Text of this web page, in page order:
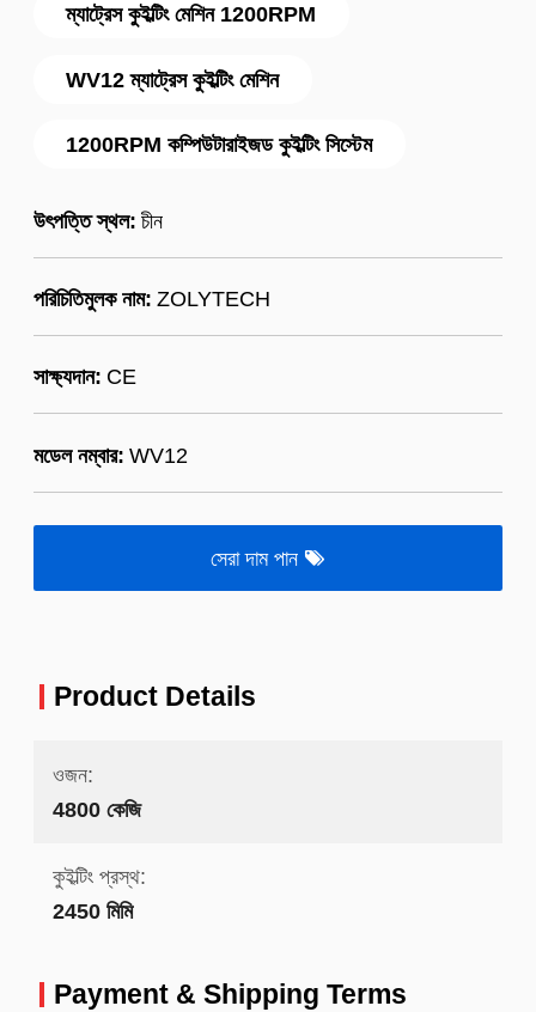
ম্যাট্রেস কুইল্টিং মেশিন 1200RPM
WV12 ম্যাট্রেস কুইল্টিং মেশিন
1200RPM কম্পিউটারাইজড কুইল্টিং সিস্টেম
উৎপত্তি স্থল: চীন
পরিচিতিমুলক নাম: ZOLYTECH
সাক্ষ্যদান: CE
মডেল নম্বার: WV12
সেরা দাম পান
Product Details
ওজন:
4800 কেজি
কুইল্টিং প্রস্থ:
2450 মিমি
Payment & Shipping Terms